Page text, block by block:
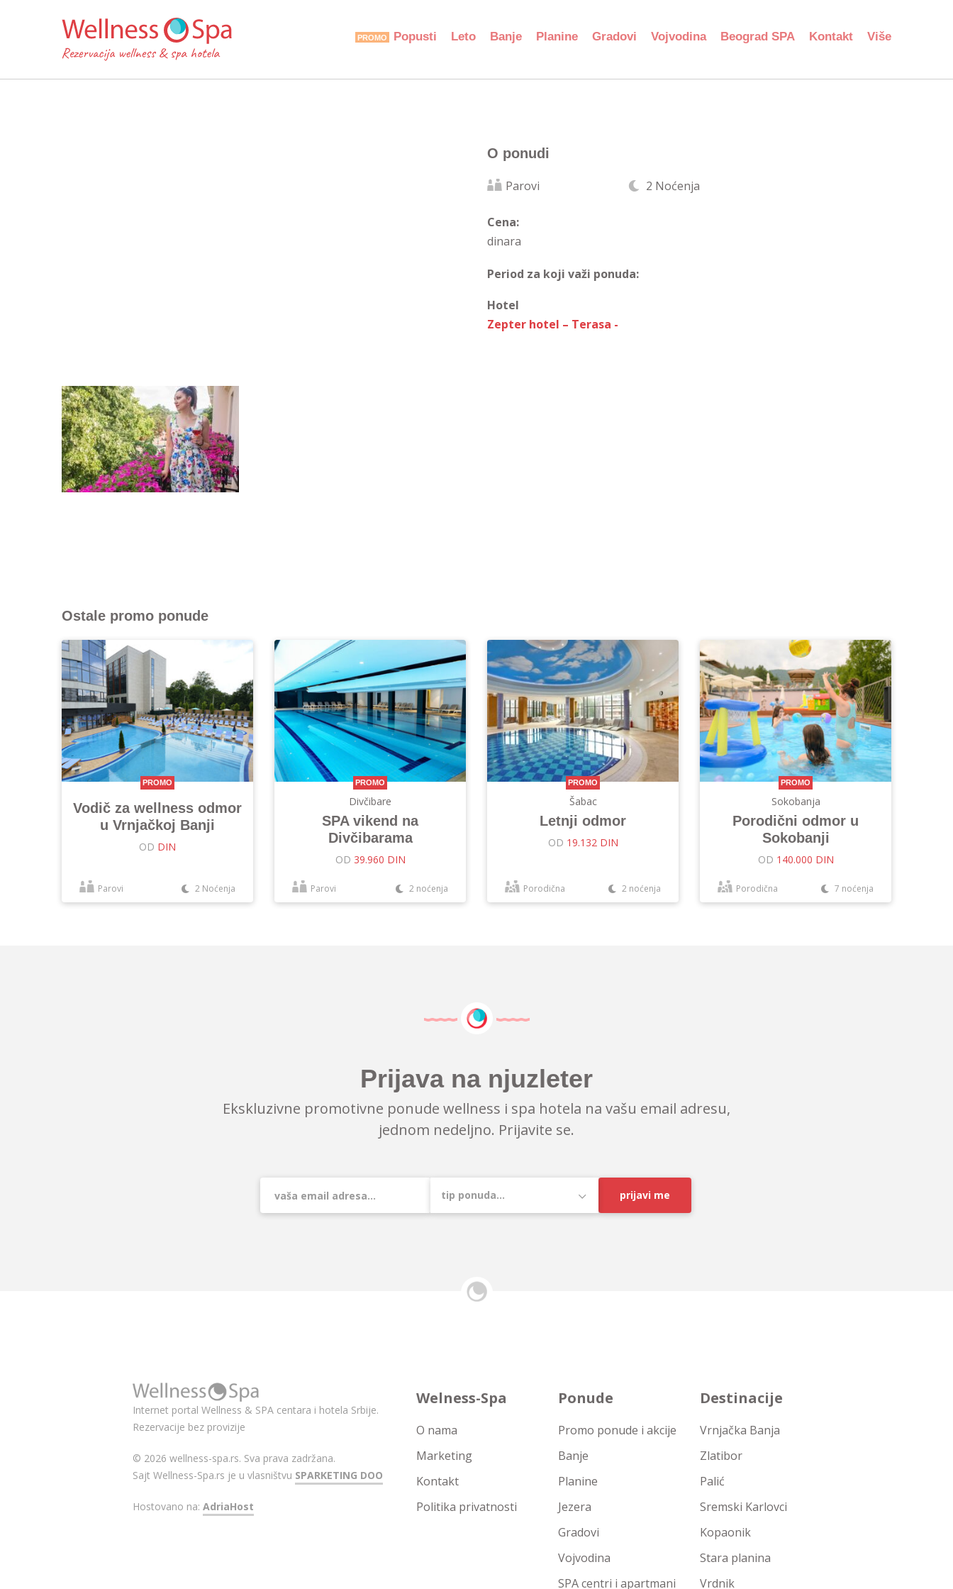
Popusti Leto Banje Planine Gradovi Vojvodina Beograd SPA Kontakt Više
O ponudi
Parovi 2 Noćenja
Cena:
dinara
Period za koji važi ponuda:
Hotel
Zepter hotel – Terasa -
Ostale promo ponude
PROMO
Vodič za wellness odmor
u Vrnjačkoj Banji
OD DIN
Parovi 2 Noćenja
PROMO
Divčibare
SPA vikend na
Divčibarama
OD 39.960 DIN
Parovi 2 noćenja
PROMO
Šabac
Letnji odmor
OD 19.132 DIN
Porodična 2 noćenja
PROMO
Sokobanja
Porodični odmor u
Sokobanji
OD 140.000 DIN
Porodična 7 noćenja
Prijava na njuzleter
Ekskluzivne promotivne ponude wellness i spa hotela na vašu email adresu,
jednom nedeljno. Prijavite se.
prijavi me
Internet portal Wellness & SPA centara i hotela Srbije.
Rezervacije bez provizije
© 2026 wellness-spa.rs. Sva prava zadržana.
Sajt Wellness-Spa.rs je u vlasništvu SPARKETING DOO
Hostovano na: AdriaHost
Welness-Spa
O nama
Marketing
Kontakt
Politika privatnosti
Ponude
Promo ponude i akcije
Banje
Planine
Jezera
Gradovi
Vojvodina
SPA centri i apartmani
Destinacije
Vrnjačka Banja
Zlatibor
Palić
Sremski Karlovci
Kopaonik
Stara planina
Vrdnik